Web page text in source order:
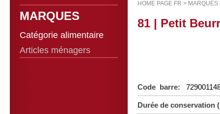
MARQUES
Catégorie alimentaire
Articles ménagers
HOME PAGE FR > MARQUES
81 | Petit
Code barre:
Durée de